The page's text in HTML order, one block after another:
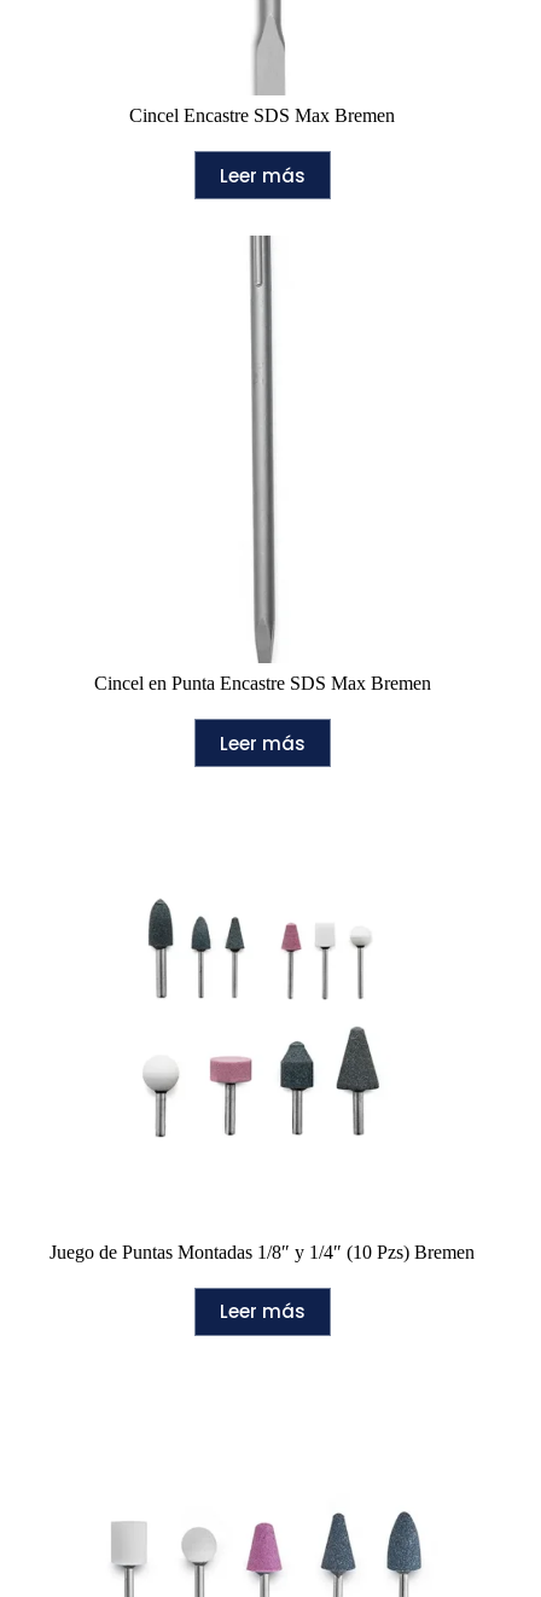
Cincel Encastre SDS Max Bremen
Leer más
Cincel en Punta Encastre SDS Max Bremen
Leer más
Juego de Puntas Montadas 1/8″ y 1/4″ (10 Pzs) Bremen
Leer más